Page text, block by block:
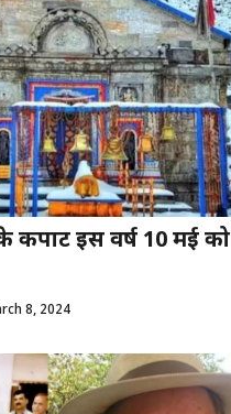
कपाट इस वर्ष 10 मई को
8, 2024